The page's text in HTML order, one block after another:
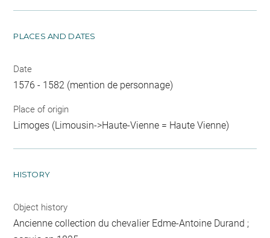
PLACES AND DATES
Date
1576 - 1582 (mention de personnage)
Place of origin
Limoges (Limousin->Haute-Vienne = Haute Vienne)
HISTORY
Object history
Ancienne collection du chevalier Edme-Antoine Durand ;